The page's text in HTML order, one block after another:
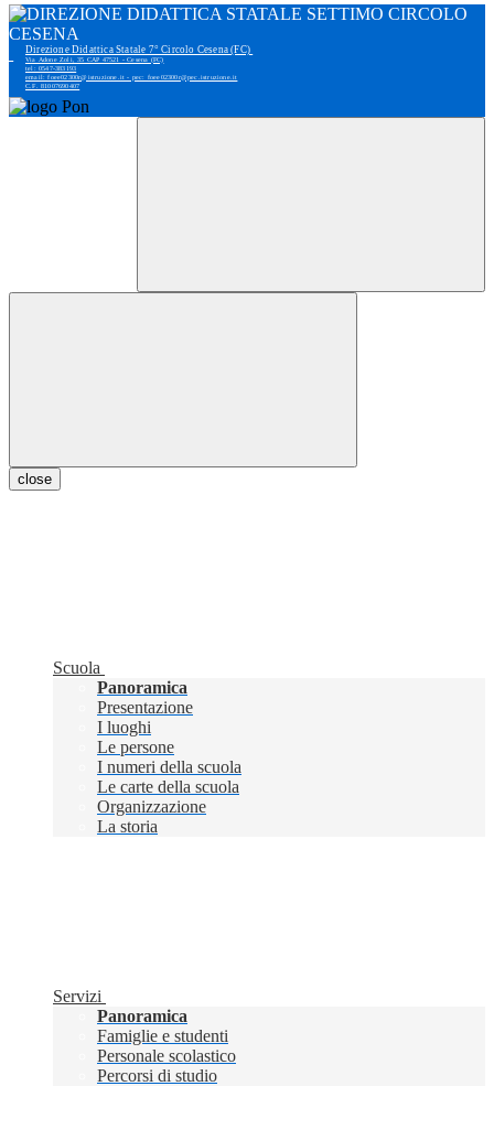
Direzione Didattica Statale 7° Circolo Cesena (FC)
Via Adone Zoli, 35 CAP 47521 - Cesena (FC)
tel: 0547-383193
email: foee02300r@istruzione.it - pec: foee02300r@pec.istruzione.it
C.F. 81007690407
close
Scuola
Panoramica
Presentazione
I luoghi
Le persone
I numeri della scuola
Le carte della scuola
Organizzazione
La storia
Servizi
Panoramica
Famiglie e studenti
Personale scolastico
Percorsi di studio